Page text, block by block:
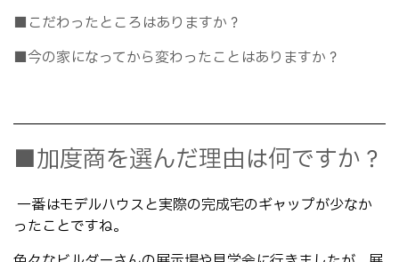
■こだわったところはありますか？
■今の家になってから変わったことはありますか？
■加度商を選んだ理由は何ですか？
一番はモデルハウスと実際の完成宅のギャップが少なか
ったことですね。